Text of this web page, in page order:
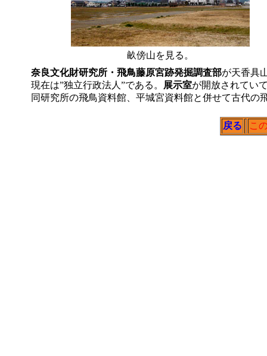
畝傍山を見る。
奈良文化財研究所・飛鳥藤原宮跡発掘調査部が天香具
現在は”独立行政法人”である。
展示室が開放されてい
同研究所の飛鳥資料館、平城宮資料館と併せて古代の
戻る こ